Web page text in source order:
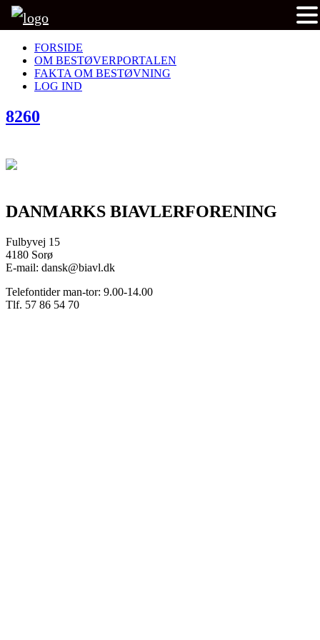
FORSIDE
OM BESTØVERPORTALEN
FAKTA OM BESTØVNING
LOG IND
8260
DANMARKS BIAVLERFORENING
Fulbyvej 15
4180 Sorø
E-mail: dansk@biavl.dk
Telefontider man-tor: 9.00-14.00
Tlf. 57 86 54 70